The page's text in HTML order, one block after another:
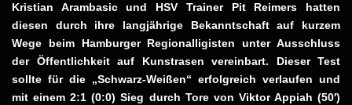
Kristian Arambasic und HSV Trainer Pit Reimers hatten
diesen durch ihre langjährige Bekanntschaft auf kurzem
Wege beim Hamburger Regionalligisten unter Ausschluss
der Öffentlichkeit auf Kunstrasen vereinbart. Dieser Test
sollte für die „Schwarz-Weißen“ erfolgreich verlaufen und
mit einem 2:1 (0:0) Sieg durch Tore von Viktor Appiah (50′)